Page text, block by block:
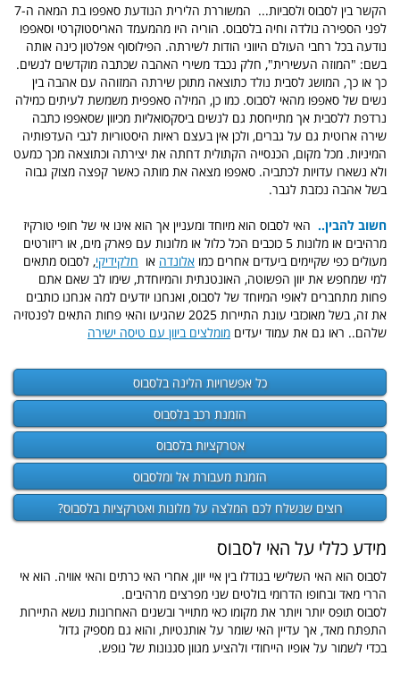
הקשר בין לסבוס ולסביות...
המשוררת הלירית הנודעת סאפפו בת המאה ה-7
לפני הספירה נולדה וחיה בלסבוס. הוריה היו מהמעמד האריסטוקרטי וסאפפו
נודעה בכל רחבי העולם היווני הודות לשירתה. הפילוסוף אפלטון כינה אותה
בשם: "המוזה העשירית", חלק נכבד משירי האהבה שכתבה מוקדשים לנשים.
כך או כך, המושג לסבית נולד כתוצאה מתוכן שירתה המזוהה עם אהבה בין
נשים של סאפפו מהאי לסבוס. כמו כן, המילה סאפפית משמשת לעיתים כמילה
נרדפת ללסבית אך מתייחסת גם לנשים ביסקסואליות מכיוון שסאפפו כתבה
שירה ארוטית גם על גברים, ולכן אין בעצם ראיות היסטוריות לגבי העדפותיה
המיניות. מכל מקום, הכנסייה הקתולית דחתה את יצירתה וכתוצאה מכך כמעט
ולא נשארו עדויות לכתביה. סאפפו מצאה את מותה כאשר קפצה מצוק גבוה
בשל אהבה נכזבת לגבר.
חשוב להבין.. האי לסבוס הוא מיוחד ומעניין אך הוא אינו אי של חופי טורקיז
מרהיבים או מלונות 5 כוכבים הכל כלול או מלונות עם פארק מים, או ריזורטים
מעולים כפי שקיימים ביעדים אחרים כמו אלונדה או חלקידיקי, לסבוס מתאים
למי שמחפש את יוון הפשוטה, האונטנתית והמיוחדת, שימו לב שאם אתם
פחות מתחברים לאופי המיוחד של לסבוס, ואנחנו יודעים למה אנחנו כותבים
את זה, בשל מאוכזבי עונת התיירות 2025 שהגיעו והאי פחות התאים לפנטזיה
שלהם.. ראו גם את עמוד יעדים מומלצים ביוון עם טיסה ישירה
כל אפשרויות הלינה בלסבוס
הזמנת רכב בלסבוס
אטרקציות בלסבוס
הזמנת מעבורת אל ומלסבוס
רוצים שנשלח לכם המלצה על מלונות ואטרקציות בלסבוס?
מידע כללי על האי לסבוס
לסבוס הוא האי השלישי בגודלו בין איי יוון, אחרי האי כרתים והאי אוויה. הוא אי
הררי מאד ובחופו הדרומי בולטים שני מפרצים מרהיבים.
לסבוס תופס יותר ויותר את מקומו כאי מתוייר ובשנים האחרונות נושא התיירות
התפתח מאד, אך עדיין האי שומר על אותנטיות, והוא גם מספיק גדול
בכדי לשמור על אופיו הייחודי ולהציע מגוון סגנונות של נופש.